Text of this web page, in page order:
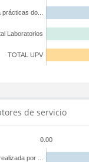
TOTAL UPV
Laboratorios
do...
de servicio
0.00
por ...